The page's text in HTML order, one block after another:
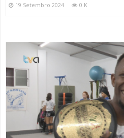
19 Setembro 2024 0 K